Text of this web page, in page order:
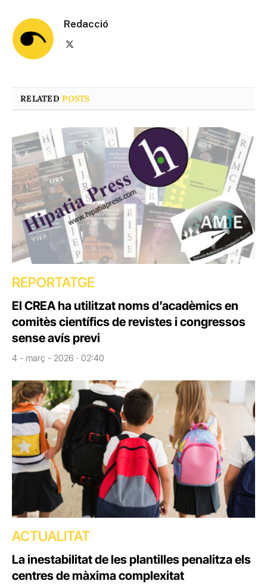
Redacció
RELATEDPOSTS
REPORTATGE
El CREA ha utilitzat noms d’acadèmics en
comitès científics de revistes i congressos
sense avís previ
4 - març - 2026 · 02:40
ACTUALITAT
La inestabilitat de les plantilles penalitza els
centres de màxima complexitat